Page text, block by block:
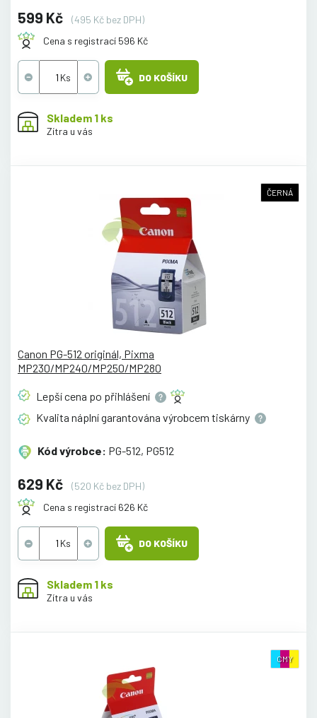
599 Kč
(495 Kč bez DPH)
Cena s registrací 596 Kč
DO KOŠÍKU
Skladem 1 ks
Zítra u vás
ČERNÁ
Canon PG-512 originál, Pixma
MP230/MP240/MP250/MP280
Lepší cena po přihlášení
Kvalita náplní garantována výrobcem tiskárny
Kód výrobce: PG-512, PG512
629 Kč
(520 Kč bez DPH)
Cena s registrací 626 Kč
DO KOŠÍKU
Skladem 1 ks
Zítra u vás
CMY